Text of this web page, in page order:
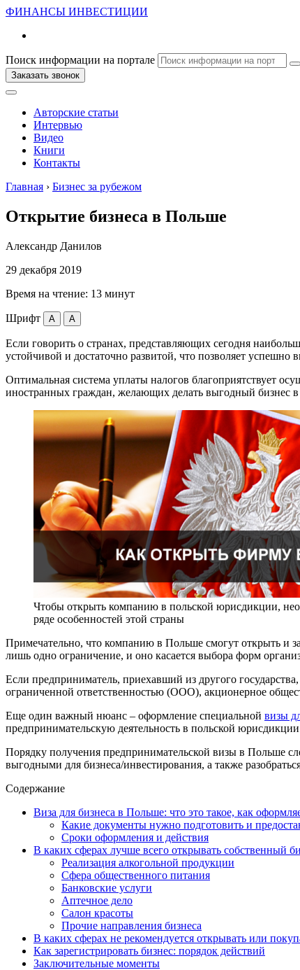
ФИНАНСЫ ИНВЕСТИЦИИ
Поиск информации на портале
Заказать звонок
Авторские статьи
Интервью
Видео
Книги
Контакты
Главная › Бизнес за рубежом
Открытие бизнеса в Польше
Александр Данилов
29 декабря 2019
Время на чтение: 13 минут
Шрифт A A
Если говорить о странах, представляющих сегодня
устойчивой и достаточно развитой, что позволяет
Оптимальная система уплаты налогов благоприятствует
иностранных граждан, желающих делать выгодный бизнес
Чтобы открыть компанию в польской юрисдикции,
ряде особенностей этой страны
Примечательно, что компанию в Польше смогут открыть и
лишь одно ограничение, и оно касается выбора форм
Если предприниматель, приехавший из другого
ограниченной ответственностью (ООО), акционерное
Еще один важный нюанс – оформление специальной визы
предпринимательскую деятельность в польской
Порядку получения предпринимательской визы в Польше
выгодными для бизнеса/инвестирования, а также
Содержание
Виза для бизнеса в Польше: что это такое, как
Какие документы нужно подготовить и
Сроки оформления и действия
В каких сферах лучше всего открывать собственный
Реализация алкогольной продукции
Сфера общественного питания
Банковские услуги
Аптечное дело
Салон красоты
Прочие направления бизнеса
В каких сферах не рекомендуется открывать или
Как зарегистрировать бизнес: порядок действий
Заключительные моменты